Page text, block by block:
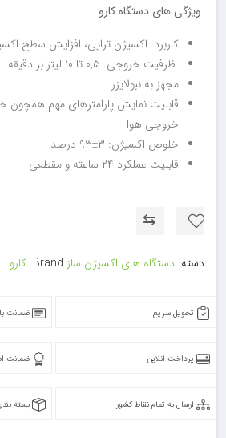
ویژگی های دستگاه کارو
کاربرد: اکسیژن تراپی، افزایش سطح
ظرفیت خروجی: ۰,۵ تا ۱۰ لیتر بر دقیقه
مجهز به نبولایزر
قابلیت نمایش پارامترهای مهم
خروجی هوا
خلوص اکسیژن: ۳±۹۳ درصد
قابلیت عملکرد ۲۴ ساعته و مقطعی
⇆
دسته: دستگاه های اکسیژن ساز Brand: کارو ـ karo
تحویل سریع ضمانت
پرداخت آنلاین ضمانت
ارسال به تمام نقاط کشور بسته